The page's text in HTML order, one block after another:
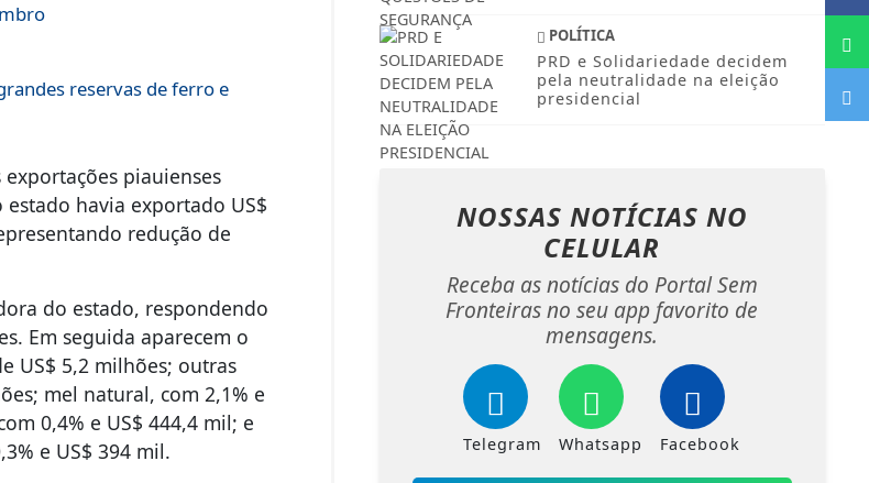
reservas de ferro e
piauienses
havia exportado US$
redução de
do estado, respondendo
Em seguida aparecem o
US$ 5,2 milhões; outras
mel natural, com 2,1% e
0,4% e US$ 444,4 mil; e
e US$ 394 mil.
POLÍTICA
PRD e Solidariedade decidem
pela neutralidade na eleição
presidencial
NOSSAS NOTÍCIAS NO
CELULAR
Receba as notícias do Portal Sem
Fronteiras no seu app favorito de
mensagens.
Telegram Whatsapp Facebook